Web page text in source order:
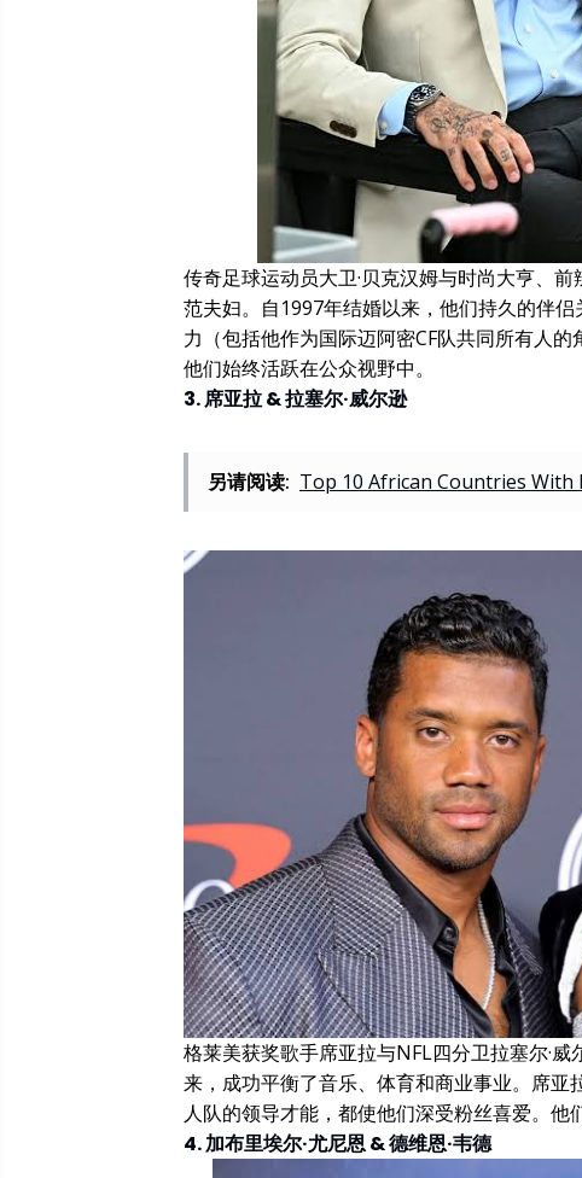
传奇足球运动员大卫·贝克汉姆与时尚大亨、
范夫妇。自1997年结婚以来，他们持久的伴
力（包括他作为国际迈阿密CF队共同所有人
他们始终活跃在公众视野中。
3. 席亚拉 & 拉塞尔·威尔逊
另请阅读: Top 10 African Countries
格莱美获奖歌手席亚拉与NFL四分卫拉塞尔·
来，成功平衡了音乐、体育和商业事业。席
人队的领导才能，都使他们深受粉丝喜爱。他
4. 加布里埃尔·尤尼恩 & 德维恩·韦德